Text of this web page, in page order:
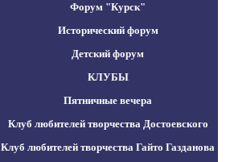
Форум "Курск"
Исторический форум
Детский форум
КЛУБЫ
Пятничные вечера
Клуб любителей творчества Достоевского
Клуб любителей творчества Гайто Газданова